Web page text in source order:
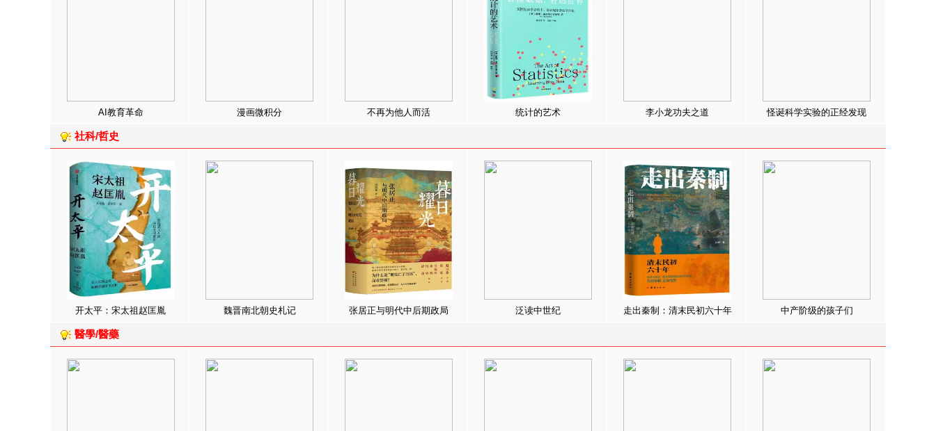
AI教育革命 漫画微积分 不再为他人而活 统计的艺术 李小龙功夫之道 怪诞科学实验的正经发现
社科/哲史
开太平：宋太祖赵匡胤 魏晋南北朝史札记 张居正与明代中后期政局 泛读中世纪 走出秦制：清末民初六十年 中产阶级的孩子们
醫學/醫藥